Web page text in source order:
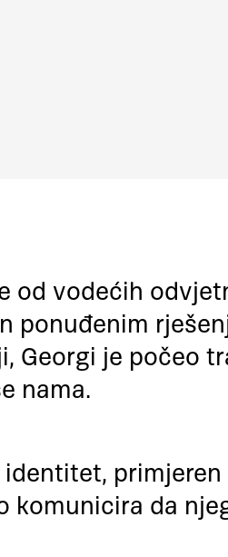
od vodećih
ponuđenim
Georgi je počeo
nama.
primjeren
komunicira da